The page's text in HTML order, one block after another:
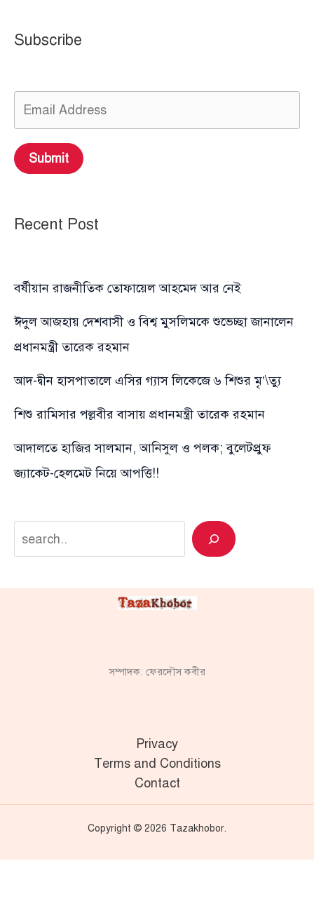
Subscribe
Submit
Recent Post
বর্ষীয়ান রাজনীতিক তোফায়েল আহমেদ আর নেই
ঈদুল আজহায় দেশবাসী ও বিশ্ব মুসলিমকে শুভেচ্ছা জানালেন
প্রধানমন্ত্রী তারেক রহমান
আদ-দ্বীন হাসপাতালে এসির গ্যাস লিকেজে ৬ শিশুর মৃ’\ত্যু
শিশু রামিসার পল্লবীর বাসায় প্রধানমন্ত্রী তারেক রহমান
আদালতে হাজির সালমান, আনিসুল ও পলক; বুলেটপ্রুফ
জ্যাকেট-হেলমেট নিয়ে আপত্তি!!
Search
সম্পাদক: ফেরদৌস কবীর
Privacy
Terms and Conditions
Contact
Copyright © 2026 Tazakhobor.